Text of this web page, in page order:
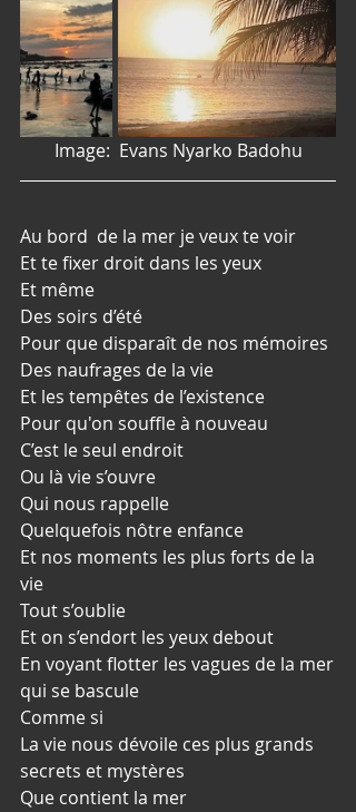
Image:  Evans Nyarko Badohu
Au bord  de la mer je veux te voir
Et te fixer droit dans les yeux
Et même
Des soirs d’été
Pour que disparaît de nos mémoires
Des naufrages de la vie
Et les tempêtes de l’existence
Pour qu'on souffle à nouveau
C’est le seul endroit
Ou là vie s’ouvre
Qui nous rappelle
Quelquefois nôtre enfance
Et nos moments les plus forts de la
vie
Tout s’oublie
Et on s’endort les yeux debout
En voyant flotter les vagues de la mer
qui se bascule
Comme si
La vie nous dévoile ces plus grands
secrets et mystères
Que contient la mer